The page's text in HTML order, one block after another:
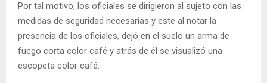
Por tal motivo, los oficiales se dirigieron al sujeto con las
medidas de seguridad necesarias y este al notar la
presencia de los oficiales, dejó en el suelo un arma de
fuego corta color café y atrás de él se visualizó una
escopeta color café.